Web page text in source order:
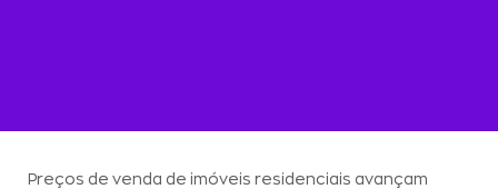
Preços de venda de imóveis residenciais avançam